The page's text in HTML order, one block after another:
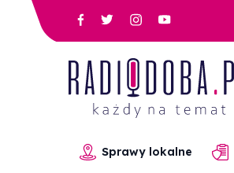
Sprawy lokalne